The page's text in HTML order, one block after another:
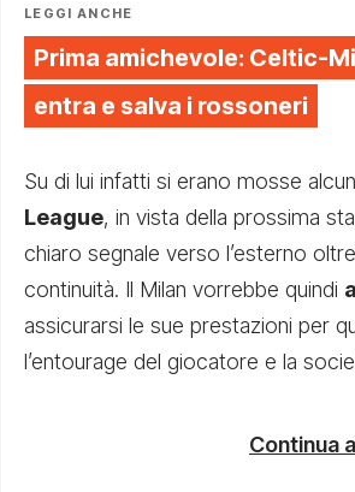
LEGGI ANCHE
Prima amichevole: Celtic-
entra e salva i rossoneri
Su di lui infatti si erano mosse
League, in vista della prossima
chiaro segnale verso l’esterno
continuità. Il Milan vorrebbe quindi
assicurarsi le sue prestazioni per
l’entourage del giocatore e la
Continua